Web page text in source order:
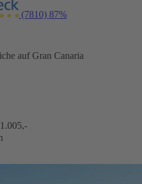
(7810) 87%
auf Gran Canaria
1.005,-